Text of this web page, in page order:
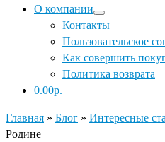
О компании
Контакты
Пользовательское
Как совершить
Политика возврата
0.00р.
Главная » Блог » Интересные
Родине